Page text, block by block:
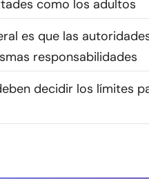
como los adultos
es que las
responsabilidades
decidir los límites